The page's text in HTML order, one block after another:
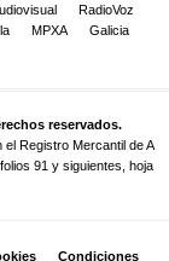
RadioVoz
MPXA
Galicia
reservados.
el Registro Mercantil de A
91 y siguientes, hoja
Condiciones